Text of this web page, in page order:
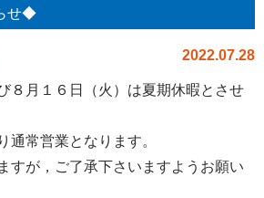
せ◆
2022.07.28
８月１６日（火）は夏期休暇とさせ
通常営業となります。
すが，ご了承下さいますようお願い